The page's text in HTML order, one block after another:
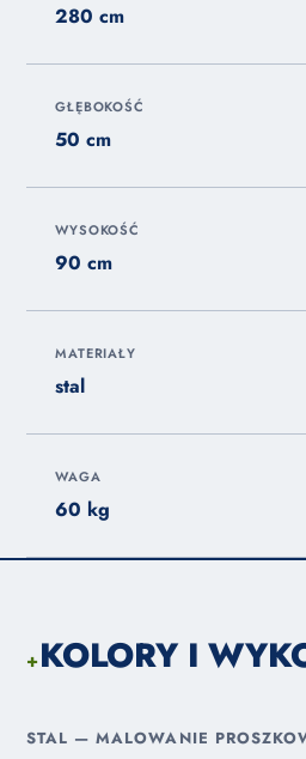
280 cm
GŁĘBOKOŚĆ
50 cm
WYSOKOŚĆ
90 cm
MATERIAŁY
stal
WAGA
60 kg
+KOLORY I
STAL — MALOWANIE